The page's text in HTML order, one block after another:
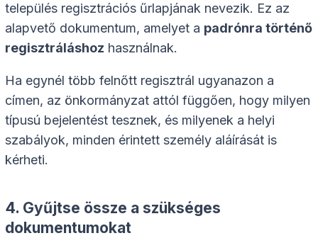
település regisztrációs űrlapjának nevezik. Ez az
alapvető dokumentum, amelyet a padrónra történő
regisztráláshoz használnak.
Ha egynél több felnőtt regisztrál ugyanazon a
címen, az önkormányzat attól függően, hogy milyen
típusú bejelentést tesznek, és milyenek a helyi
szabályok, minden érintett személy aláírását is
kérheti.
4. Gyűjtse össze a szükséges
dokumentumokat